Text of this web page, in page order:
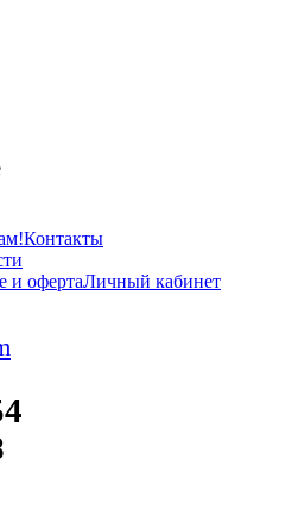
Контакты
и офертаЛичный кабинет